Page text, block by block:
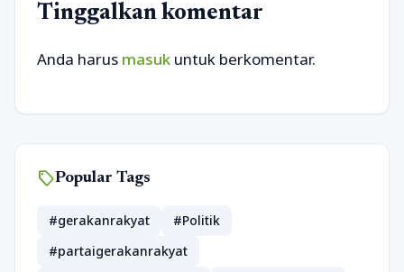
Tinggalkan komentar
Anda harus masuk untuk berkomentar.
sellPopular Tags
#gerakanrakyat
#Politik
#partaigerakanrakyat